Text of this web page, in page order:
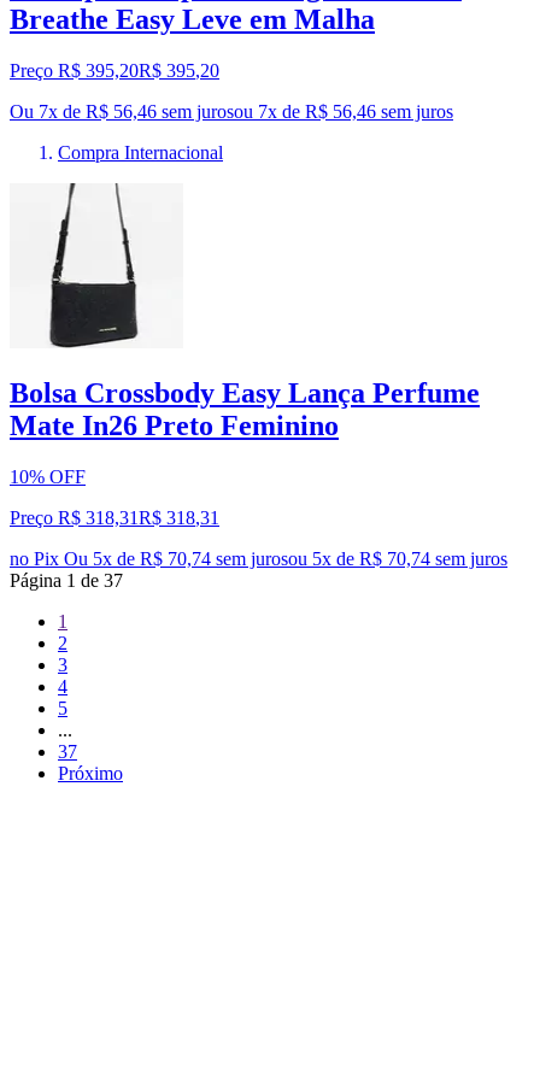
Breathe Easy Leve em Malha
Preço R$ 395,20R$ 395,20
Ou 7x de R$ 56,46 sem jurosou 7x de R$ 56,46 sem juros
Compra Internacional
Bolsa Crossbody Easy Lança Perfume
Mate In26 Preto Feminino
10% OFF
Preço R$ 318,31R$ 318,31
no Pix Ou 5x de R$ 70,74 sem jurosou 5x de R$ 70,74 sem juros
Página 1 de 37
1
2
3
4
5
...
37
Próximo